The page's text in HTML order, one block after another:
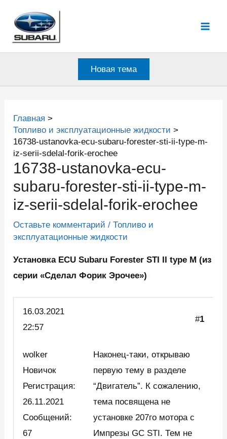
содержимому
Новая тема
Главная
Топливо и эксплуатационные жидкости
16738-ustanovka-ecu-subaru-forester-sti-ii-type-m-
iz-serii-sdelal-forik-erochee
16738-ustanovka-ecu-
subaru-forester-sti-ii-type-m-
iz-serii-sdelal-forik-erochee
Оставьте комментарий /Топливо и
эксплуатационные жидкости
Установка ECU Subaru Forester STI II type M (из
серии «Сделал Форик Эрочее»)
16.03.2021
22:57
#1
wolker
Новичок
Регистрация:
26.11.2021
Сообщений:
67
Наконец-таки, открываю
первую тему в разделе
“Двигатель”. К сожалению,
тема посвящена не
установке 207го мотора с
Импрезы GC STI. Тем не